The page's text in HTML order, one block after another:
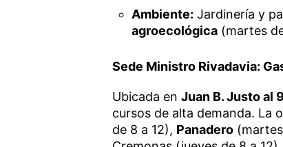
Ambiente: Jardinería y
agroecológica (martes
Sede Ministro Rivadavia:
Ubicada en Juan B. Justo al
cursos de alta demanda. La
de 8 a 12), Panadero(martes